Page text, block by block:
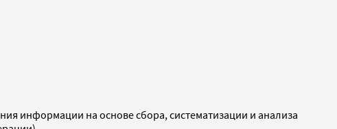
информации на основе сбора, систематизации и анализа